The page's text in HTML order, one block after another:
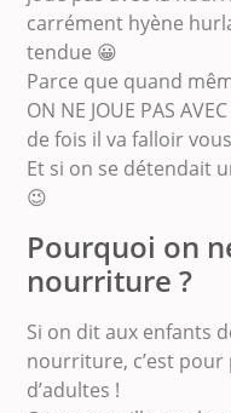
carrément hyène
tendue 😀
Parce que quand
ON NE JOUE PAS
de fois il va falloir
Et si on se détendait
😉
Pourquoi on
nourriture ?
Si on dit aux enfants
nourriture, c’est
d’adultes !